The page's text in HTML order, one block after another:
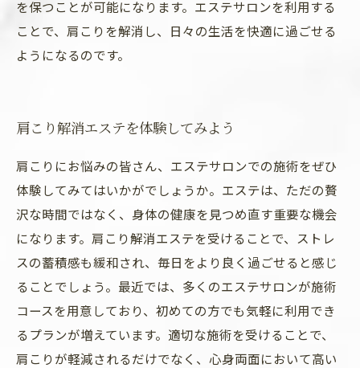
を保つことが可能になります。エステサロンを利用する
ことで、肩こりを解消し、日々の生活を快適に過ごせる
ようになるのです。
肩こり解消エステを体験してみよう
肩こりにお悩みの皆さん、エステサロンでの施術をぜひ
体験してみてはいかがでしょうか。エステは、ただの贅
沢な時間ではなく、身体の健康を見つめ直す重要な機会
になります。肩こり解消エステを受けることで、ストレ
スの蓄積感も緩和され、毎日をより良く過ごせると感じ
ることでしょう。最近では、多くのエステサロンが施術
コースを用意しており、初めての方でも気軽に利用でき
るプランが増えています。適切な施術を受けることで、
肩こりが軽減されるだけでなく、心身両面において高い